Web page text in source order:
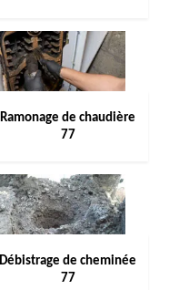
Ramonage de chaudière
77
Débistrage de cheminée
77